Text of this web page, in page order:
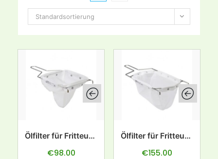
Standardsortierung
Ölfilter für Fritteuse
15L
€98.00
Ölfilter für Fritteuse
28L
€155.00